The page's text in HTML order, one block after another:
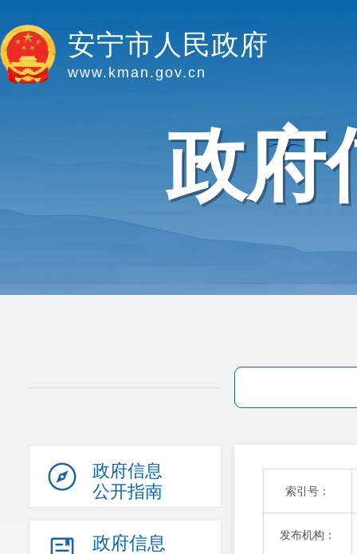
安宁市人民政府
www.kman.gov.cn
政府
政府信息
公开指南
政府信息
索引号：
发布机构：